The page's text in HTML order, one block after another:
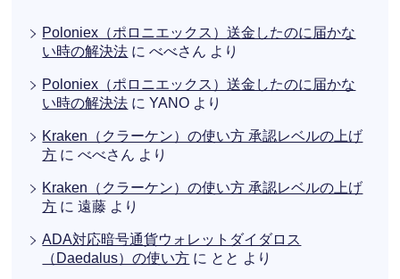
Poloniex（ポロニエックス）送金したのに届かな
い時の解決法 にべべさん より
Poloniex（ポロニエックス）送金したのに届かな
い時の解決法 にYANO より
Kraken（クラーケン）の使い方 承認レベルの上げ
方 にべべさん より
Kraken（クラーケン）の使い方 承認レベルの上げ
方 に遠藤 より
ADA対応暗号通貨ウォレットダイダロス
（Daedalus）の使い方 に とと より